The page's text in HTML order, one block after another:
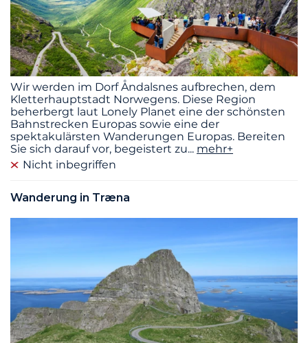
Wir werden im Dorf Åndalsnes aufbrechen, dem
Kletterhauptstadt Norwegens. Diese Region
beherbergt laut Lonely Planet eine der schönsten
Bahnstrecken Europas sowie eine der
spektakulärsten Wanderungen Europas. Bereiten
Sie sich darauf vor, begeistert zu... mehr+
Nicht inbegriffen
Wanderung in Træna